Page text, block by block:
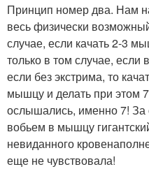
Принцип номер два. Нам
весь физически
случае, если качать 2-3
только в том случае, если
если без экстрима, то
мышцу и делать при этом
ослышались, именно 7! За
вобьем в мышцу
невиданного
еще не чувствовала!